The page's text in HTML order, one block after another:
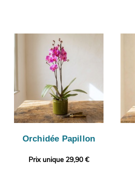
Orchidée Papillon
Prix unique 29,90 €